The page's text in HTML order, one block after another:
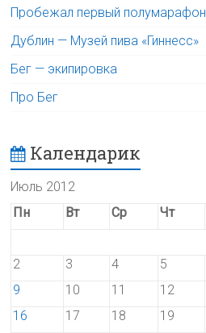
Пробежал первый полумарафон
Дублин — Музей пива «Гиннесс»
Бег — экипировка
Про Бег
Календарик
Июль 2012
Пн
Вт Ср Чт
2
3 4 5
9
10 11 12
16
17 18 19